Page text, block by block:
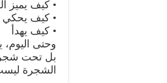
• كيف يميز
• كيف
• كيف يهدأ
وحتى اليوم،
بل تحت
الشجرة